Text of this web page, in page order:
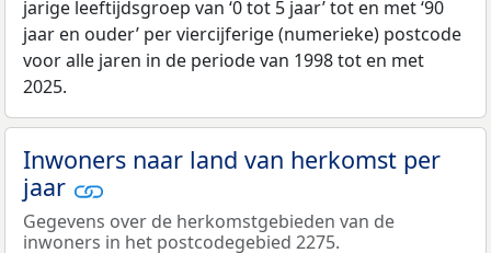
jarige leeftijdsgroep van ‘0 tot 5 jaar’ tot en met ‘90
jaar en ouder’ per viercijferige (numerieke) postcode
voor alle jaren in de periode van 1998 tot en met
2025.
Inwoners naar land van herkomst per
jaar
Gegevens over de herkomstgebieden van de
inwoners in het postcodegebied 2275.